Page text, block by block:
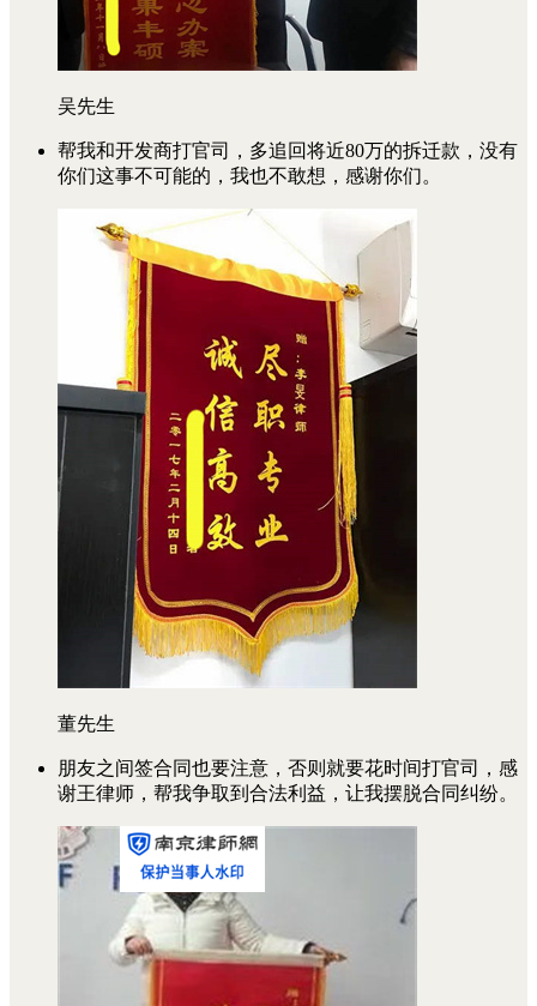
吴先生
帮我和开发商打官司，多追回将近80万的拆迁款，没有
你们这事不可能的，我也不敢想，感谢你们。
董先生
朋友之间签合同也要注意，否则就要花时间打官司，感
谢王律师，帮我争取到合法利益，让我摆脱合同纠纷。